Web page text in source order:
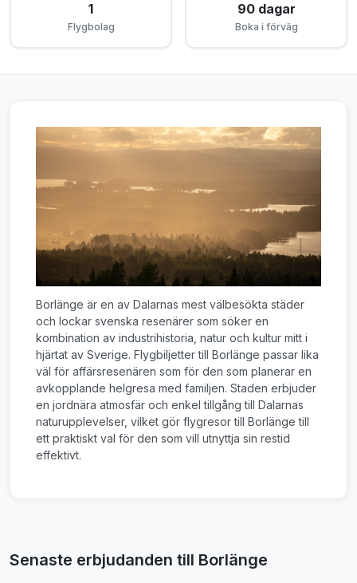
1
Flygbolag
90 dagar
Boka i förväg
Borlänge är en av Dalarnas mest välbesökta städer
och lockar svenska resenärer som söker en
kombination av industri­historia, natur och kultur mitt i
hjärtat av Sverige. Flygbiljetter till Borlänge passar lika
väl för affärsresenären som för den som planerar en
avkopplande helgresa med familjen. Staden erbjuder
en jordnära atmosfär och enkel tillgång till Dalarnas
naturupplevelser, vilket gör flygresor till Borlänge till
ett praktiskt val för den som vill utnyttja sin restid
effektivt.
Senaste erbjudanden till Borlänge